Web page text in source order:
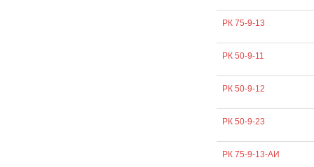
РК 75-9-13
РК 50-9-11
РК 50-9-12
РК 50-9-23
РК 75-9-13-АИ